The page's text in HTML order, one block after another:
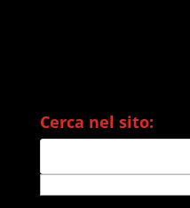
Cerca nel sito: